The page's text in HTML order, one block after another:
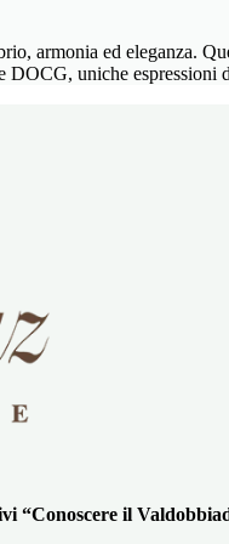
armonia ed eleganza.
DOCG, uniche espressioni
“Conoscere il